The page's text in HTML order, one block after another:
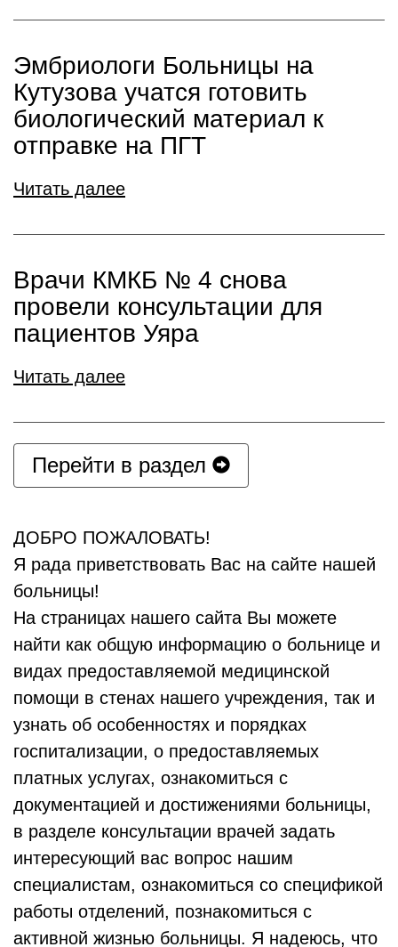
Эмбриологи Больницы на
Кутузова учатся готовить
биологический материал к
отправке на ПГТ
Читать далее
Врачи КМКБ № 4 снова
провели консультации для
пациентов Уяра
Читать далее
Перейти в раздел
ДОБРО ПОЖАЛОВАТЬ!
Я рада приветствовать Вас на сайте нашей
больницы!
На страницах нашего сайта Вы можете
найти как общую информацию о больнице и
видах предоставляемой медицинской
помощи в стенах нашего учреждения, так и
узнать об особенностях и порядках
госпитализации, о предоставляемых
платных услугах, ознакомиться с
документацией и достижениями больницы,
в разделе консультации врачей задать
интересующий вас вопрос нашим
специалистам, ознакомиться со спецификой
работы отделений, познакомиться с
активной жизнью больницы. Я надеюсь, что